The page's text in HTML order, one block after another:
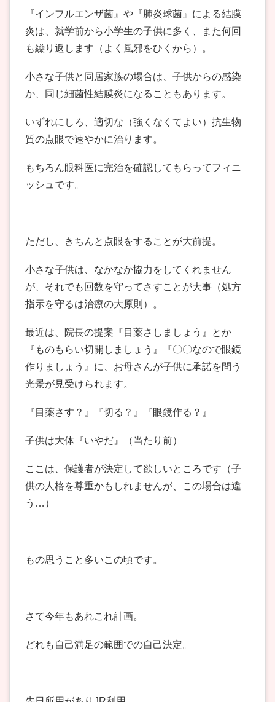
『インフルエンザ菌』や『肺炎球菌』による結膜
炎は、就学前から小学生の子供に多く、また何回
も繰り返します（よく風邪をひくから）。
小さな子供と同居家族の場合は、子供からの感染
か、同じ細菌性結膜炎になることもあります。
いずれにしろ、適切な（強くなくてよい）抗生物
質の点眼で速やかに治ります。
もちろん眼科医に完治を確認してもらってフィニ
ッシュです。
ただし、きちんと点眼をすることが大前提。
小さな子供は、なかなか協力をしてくれません
が、それでも回数を守ってさすことが大事（処方
指示を守るは治療の大原則）。
最近は、院長の提案『目薬さしましょう』とか
『ものもらい切開しましょう』『〇〇なので眼鏡
作りましょう』に、お母さんが子供に承諾を問う
光景が見受けられます。
『目薬さす？』『切る？』『眼鏡作る？』
子供は大体『いやだ』（当たり前）
ここは、保護者が決定して欲しいところです（子
供の人格を尊重かもしれませんが、この場合は違
う…）
もの思うこと多いこの頃です。
さて今年もあれこれ計画。
どれも自己満足の範囲での自己決定。